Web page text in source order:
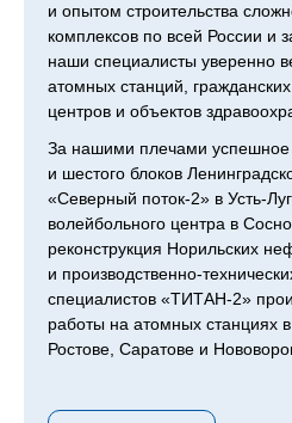
и опытом строительства
комплексов по всей России и
наши специалисты уверенно
атомных станций,
центров и объектов
За нашими плечами успешное
и шестого блоков
«Северный поток-2» в Усть-
волейбольного центра в
реконструкция Норильских
и производственно-
специалистов «ТИТАН‑2»
работы на атомных станциях
Ростове, Саратове и
очереди ЛАЭС – 7 и 8 блоков,